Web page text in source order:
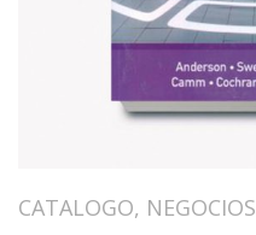
CATALOGO, NEGOCIOS